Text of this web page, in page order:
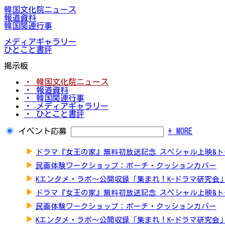
韓国文化院ニュース
報道資料
韓国関連行事
メディアギャラリー
ひとこと書評
掲示板
・ 韓国文化院ニュース
・ 報道資料
・ 韓国関連行事
・ メディアギャラリー
・ ひとこと書評
イベント応募 + MORE
▶ ドラマ『女王の家』無料初放送記念 スペシャル上映&
▶ 民画体験ワークショップ：ポーチ・クッションカバー
▶ Kエンタメ・ラボ～公開収録「集まれ！K-ドラマ研究会」
▶ ドラマ『女王の家』無料初放送記念 スペシャル上映&
▶ 民画体験ワークショップ：ポーチ・クッションカバー
▶ Kエンタメ・ラボ～公開収録「集まれ！K-ドラマ研究会」